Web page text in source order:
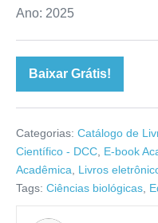
Ano: 2025
Baixar Grátis!
Categorias: Catálogo de
Científico - DCC, E-book
Acadêmica, Livros
Tags: Ciências biológicas,